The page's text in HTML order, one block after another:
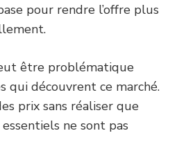
pour rendre l’offre plus
être problématique
qui découvrent ce marché.
prix sans réaliser que
ne sont pas